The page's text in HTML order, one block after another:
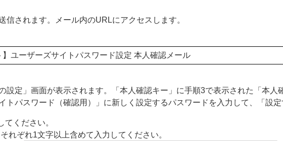
信されます。メール内のURLにアクセスします。
】ユーザーズサイトパスワード設定 本人確認メール
設定」画面が表示されます。「本人確認キー」に手順3で表示された「本人
トパスワード（確認用）」に新しく設定するパスワードを入力して、「設定
ください。
れぞれ1文字以上含めて入力してください。